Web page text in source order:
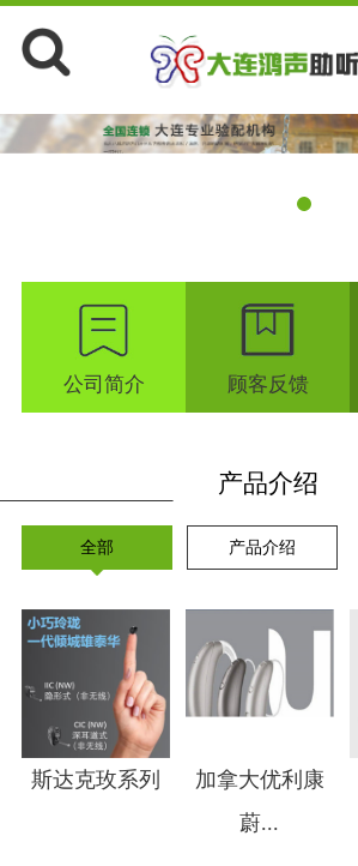
公司简介 顾客反馈
产品介绍
全部 产品介绍
斯达克玫系列
加拿大优利康
蔚...